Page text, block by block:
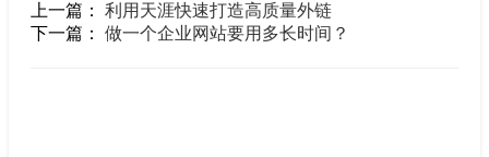
上一篇： 利用天涯快速打造高质量外链
下一篇： 做一个企业网站要用多长时间？